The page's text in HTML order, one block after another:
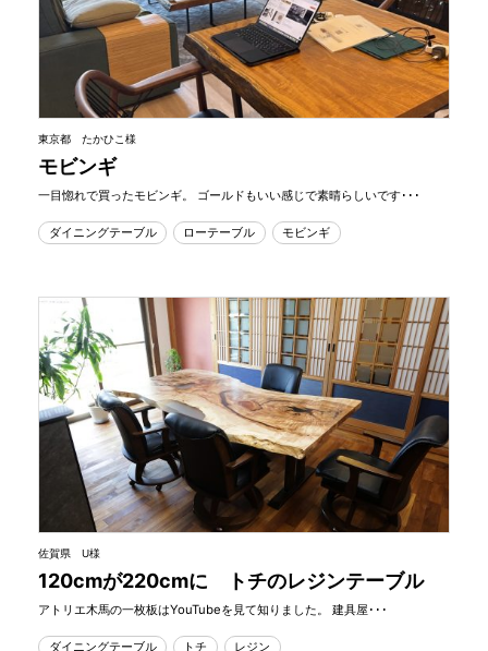
東京都 たかひこ様
モビンギ
一目惚れで買ったモビンギ。 ゴールドもいい感じで素晴らしいです･･･
ダイニングテーブル ローテーブル モビンギ
佐賀県 U様
120cmが220cmに トチのレジンテーブル
アトリエ木馬の一枚板はYouTubeを見て知りました。 建具屋･･･
ダイニングテーブル トチ レジン